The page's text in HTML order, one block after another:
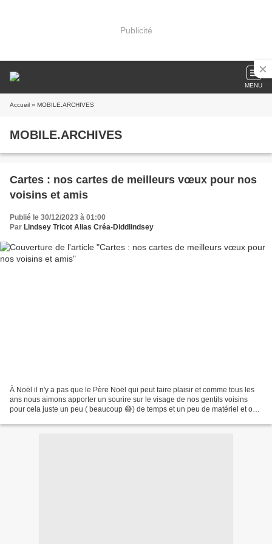
Publicité
MENU
Accueil » MOBILE.ARCHIVES
MOBILE.ARCHIVES
Cartes : nos cartes de meilleurs vœux pour nos
voisins et amis
Publié le 30/12/2023 à 01:00
Par Lindsey Tricot Alias Créa-Diddlindsey
À Noël il n'y a pas que le Père Noël qui peut faire plaisir et comme tous les
ans nous aimons apporter un sourire sur le visage de nos gentils voisins
pour cela juste un peu ( beaucoup 😅) de temps et un peu de matériel et op